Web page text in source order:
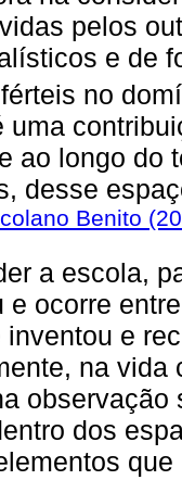
pelos
e de
no
uma
ao longo do
desse
Benito
a escola,
e ocorre
inventou e
na
dos